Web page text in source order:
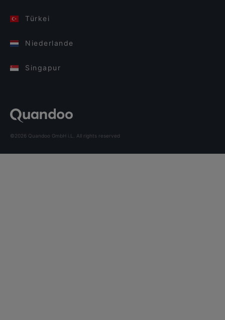
Türkei
Niederlande
Singapur
©2026 Quandoo GmbH i.L. All rights reserved